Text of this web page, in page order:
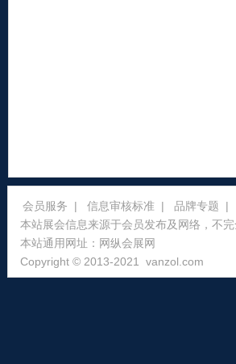
会员服务 | 信息审核标准 | 品牌专题 |
本站展会信息来源于会员发布及网络，不
本站通用网址： 网纵会展网
Copyright © 2013-2021 vanzol.com